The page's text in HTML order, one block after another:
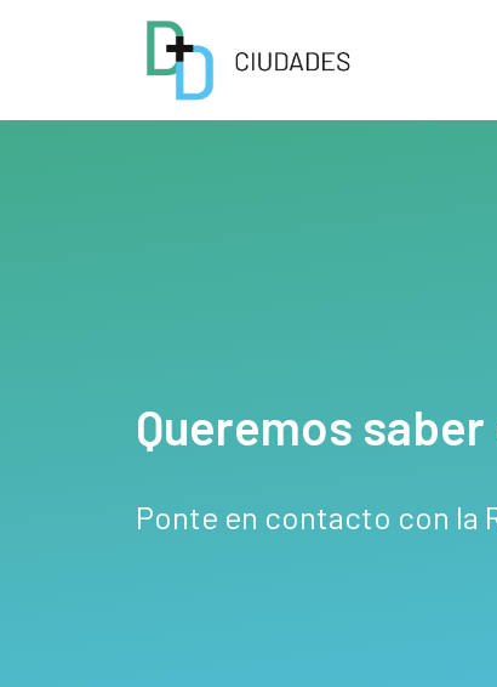
Queremos
Ponte en contacto con la